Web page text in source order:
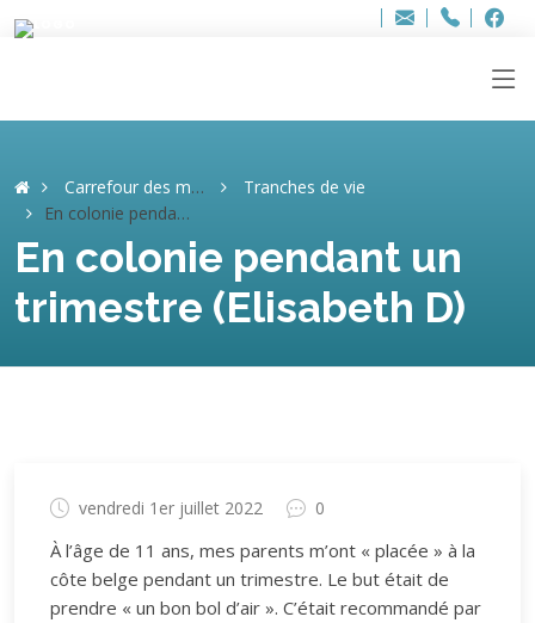
Adresse
info..hâthe..
Tel.
Tel.
Carrefour des mémoires
Tranches de vie
En colonie pendant un trimestre (Elisabeth D)
En colonie pendant un
trimestre (Elisabeth D)
vendredi 1er juillet 2022 0
À l’âge de 11 ans, mes parents m’ont « placée » à la
côte belge pendant un trimestre. Le but était de
prendre « un bon bol d’air ». C’était recommandé par